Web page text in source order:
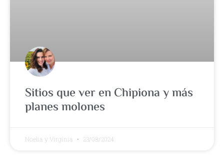
Sitios que ver en Chipiona y más
planes molones
Noelia y Virginia 23/08/2024